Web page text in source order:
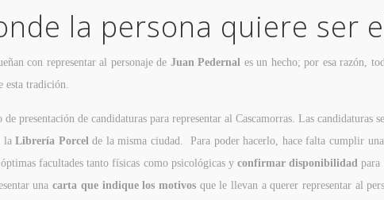
la persona quiere ser
con representar al personaje de Juan Pedernal es un hecho; por esa razón,
esta tradición.
de presentación de candidaturas para representar al Cascamorras. Las candidaturas
laLibrería Porcel de la misma ciudad. Para poder hacerlo, hace falta cumplir
facultades tanto físicas como psicológicas yconfirmar disponibilidad para
unacarta que indique los motivosque le llevan a querer representar al